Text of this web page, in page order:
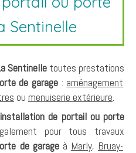
Sentinelle
Sentinelle toutes prestations
de garage : aménagement
ou menuiserie extérieure.
installation de portail ou porte
pour tous travaux
de garageà Marly, Bruay-